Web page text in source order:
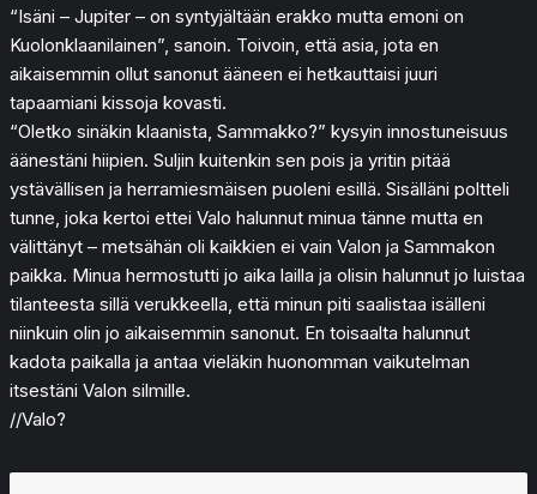
“Isäni – Jupiter – on syntyjältään erakko mutta emoni on
Kuolonklaanilainen”, sanoin. Toivoin, että asia, jota en
aikaisemmin ollut sanonut ääneen ei hetkauttaisi juuri
tapaamiani kissoja kovasti.
“Oletko sinäkin klaanista, Sammakko?” kysyin innostuneisuus
äänestäni hiipien. Suljin kuitenkin sen pois ja yritin pitää
ystävällisen ja herramiesmäisen puoleni esillä. Sisälläni poltteli
tunne, joka kertoi ettei Valo halunnut minua tänne mutta en
välittänyt – metsähän oli kaikkien ei vain Valon ja Sammakon
paikka. Minua hermostutti jo aika lailla ja olisin halunnut jo luistaa
tilanteesta sillä verukkeella, että minun piti saalistaa isälleni
niinkuin olin jo aikaisemmin sanonut. En toisaalta halunnut
kadota paikalla ja antaa vieläkin huonomman vaikutelman
itsestäni Valon silmille.
//Valo?